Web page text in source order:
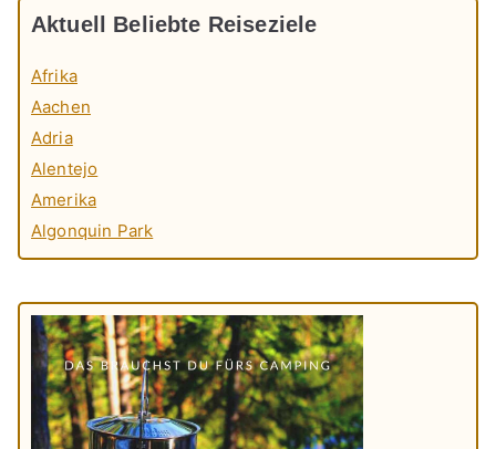
Aktuell Beliebte Reiseziele
Afrika
Aachen
Adria
Alentejo
Amerika
Algonquin Park